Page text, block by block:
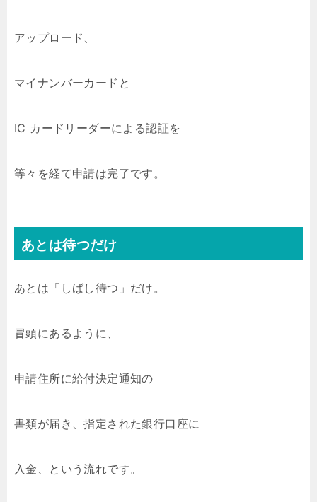
アップロード、
マイナンバーカードと
IC カードリーダーによる認証を
等々を経て申請は完了です。
あとは待つだけ
あとは「しばし待つ」だけ。
冒頭にあるように、
申請住所に給付決定通知の
書類が届き、指定された銀行口座に
入金、という流れです。